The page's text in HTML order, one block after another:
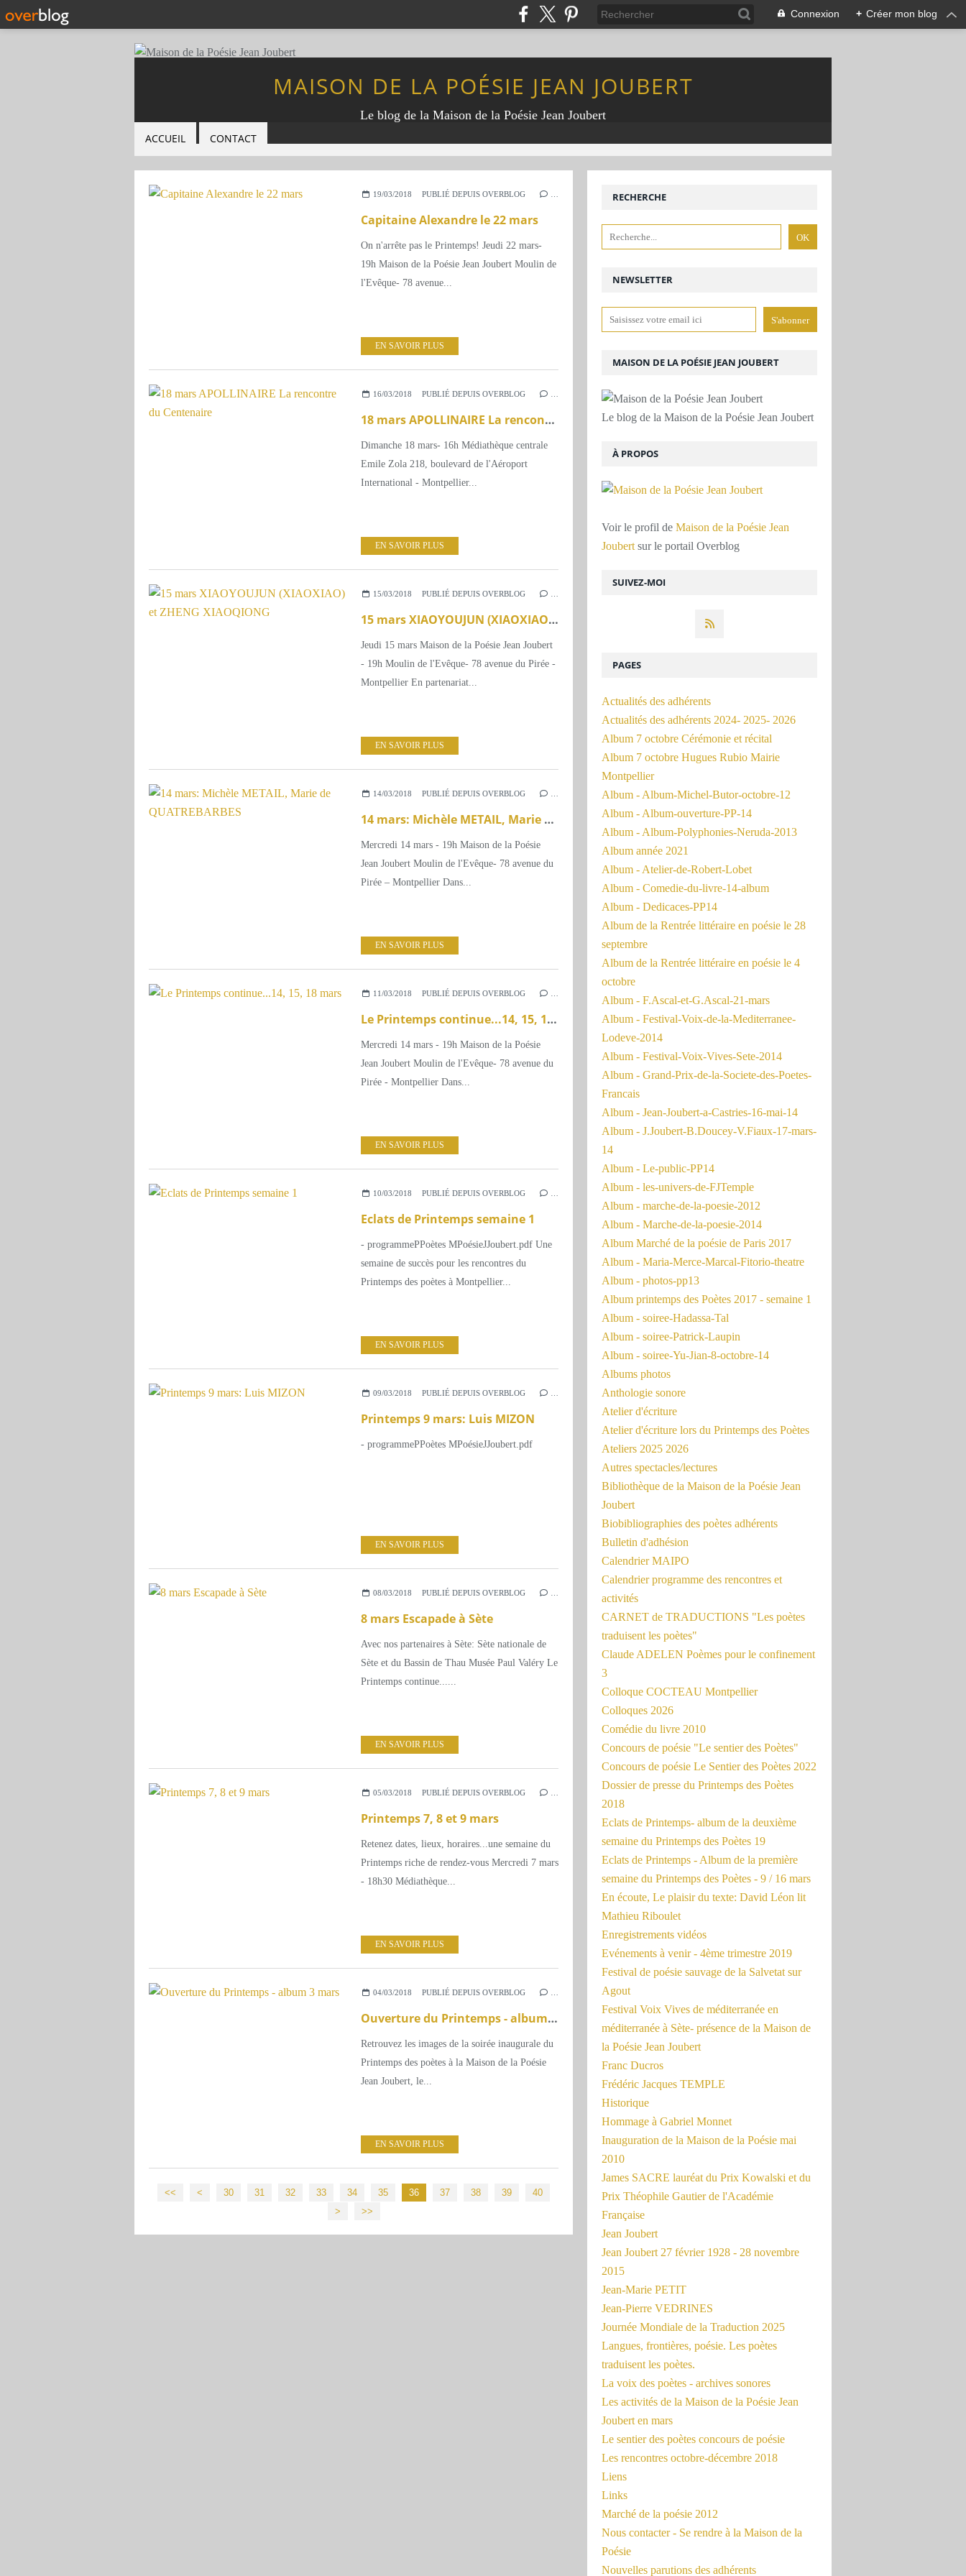
Connexion + Créer mon blog
MAISON DE LA POÉSIE JEAN JOUBERT
Le blog de la Maison de la Poésie Jean Joubert
ACCUEIL CONTACT
19/03/2018 PUBLIÉ DEPUIS OVERBLOG
Capitaine Alexandre le 22 mars
On n'arrête pas le Printemps! Jeudi 22 mars-
19h Maison de la Poésie Jean Joubert Moulin de
l'Evêque- 78 avenue...
EN SAVOIR PLUS
16/03/2018 PUBLIÉ DEPUIS OVERBLOG
18 mars APOLLINAIRE La rencontre du Centenaire
Dimanche 18 mars- 16h Médiathèque centrale
Emile Zola 218, boulevard de l'Aéroport
International - Montpellier...
EN SAVOIR PLUS
15/03/2018 PUBLIÉ DEPUIS OVERBLOG
15 mars XIAOYOUJUN (XIAOXIAO) et ZHENG XIAOQIONG
Jeudi 15 mars Maison de la Poésie Jean Joubert
- 19h Moulin de l'Evêque- 78 avenue du Pirée -
Montpellier En partenariat...
EN SAVOIR PLUS
14/03/2018 PUBLIÉ DEPUIS OVERBLOG
14 mars: Michèle METAIL, Marie de QUATREBARBES
Mercredi 14 mars - 19h Maison de la Poésie
Jean Joubert Moulin de l'Evêque- 78 avenue du
Pirée – Montpellier Dans...
EN SAVOIR PLUS
11/03/2018 PUBLIÉ DEPUIS OVERBLOG
Le Printemps continue...14, 15, 18 mars
Mercredi 14 mars - 19h Maison de la Poésie
Jean Joubert Moulin de l'Evêque- 78 avenue du
Pirée - Montpellier Dans...
EN SAVOIR PLUS
10/03/2018 PUBLIÉ DEPUIS OVERBLOG
Eclats de Printemps semaine 1
- programmePPoètes MPoésieJJoubert.pdf Une
semaine de succès pour les rencontres du
Printemps des poètes à Montpellier...
EN SAVOIR PLUS
09/03/2018 PUBLIÉ DEPUIS OVERBLOG
Printemps 9 mars: Luis MIZON
- programmePPoètes MPoésieJJoubert.pdf
EN SAVOIR PLUS
08/03/2018 PUBLIÉ DEPUIS OVERBLOG
8 mars Escapade à Sète
Avec nos partenaires à Sète: Sète nationale de
Sète et du Bassin de Thau Musée Paul Valéry Le
Printemps continue......
EN SAVOIR PLUS
05/03/2018 PUBLIÉ DEPUIS OVERBLOG
Printemps 7, 8 et 9 mars
Retenez dates, lieux, horaires...une semaine du
Printemps riche de rendez-vous Mercredi 7 mars
- 18h30 Médiathèque...
EN SAVOIR PLUS
04/03/2018 PUBLIÉ DEPUIS OVERBLOG
Ouverture du Printemps - album 3 mars
Retrouvez les images de la soirée inaugurale du
Printemps des poètes à la Maison de la Poésie
Jean Joubert, le...
EN SAVOIR PLUS
<< < 10
20
30 31 32 33 34 35 36 37 38 39 40
>
>>
NEWSLETTER
SUIVEZ-MOI
RECHERCHE
MAISON DE LA POÉSIE JEAN JOUBERT
Le blog de la Maison de la Poésie Jean Joubert
À PROPOS
Voir le profil de Maison de la Poésie Jean
Joubert sur le portail Overblog
PAGES
Actualités des adhérents
Actualités des adhérents 2024- 2025- 2026
Album 7 octobre Cérémonie et récital
Album 7 octobre Hugues Rubio Mairie
Montpellier
Album - Album-Michel-Butor-octobre-12
Album - Album-ouverture-PP-14
Album - Album-Polyphonies-Neruda-2013
Album année 2021
Album - Atelier-de-Robert-Lobet
Album - Comedie-du-livre-14-album
Album - Dedicaces-PP14
Album de la Rentrée littéraire en poésie le 28
septembre
Album de la Rentrée littéraire en poésie le 4
octobre
Album - F.Ascal-et-G.Ascal-21-mars
Album - Festival-Voix-de-la-Mediterranee-
Lodeve-2014
Album - Festival-Voix-Vives-Sete-2014
Album - Grand-Prix-de-la-Societe-des-Poetes-
Francais
Album - Jean-Joubert-a-Castries-16-mai-14
Album - J.Joubert-B.Doucey-V.Fiaux-17-mars-
14
Album - Le-public-PP14
Album - les-univers-de-FJTemple
Album - marche-de-la-poesie-2012
Album - Marche-de-la-poesie-2014
Album Marché de la poésie de Paris 2017
Album - Maria-Merce-Marcal-Fitorio-theatre
Album - photos-pp13
Album printemps des Poètes 2017 - semaine 1
Album - soiree-Hadassa-Tal
Album - soiree-Patrick-Laupin
Album - soiree-Yu-Jian-8-octobre-14
Albums photos
Anthologie sonore
Atelier d'écriture
Atelier d'écriture lors du Printemps des Poètes
Ateliers 2025 2026
Autres spectacles/lectures
Bibliothèque de la Maison de la Poésie Jean
Joubert
Biobibliographies des poètes adhérents
Bulletin d'adhésion
Calendrier MAIPO
Calendrier programme des rencontres et
activités
CARNET de TRADUCTIONS "Les poètes
traduisent les poètes"
Claude ADELEN Poèmes pour le confinement
3
Colloque COCTEAU Montpellier
Colloques 2026
Comédie du livre 2010
Concours de poésie "Le sentier des Poètes"
Concours de poésie Le Sentier des Poètes 2022
Dossier de presse du Printemps des Poètes
2018
Eclats de Printemps- album de la deuxième
semaine du Printemps des Poètes 19
Eclats de Printemps - Album de la première
semaine du Printemps des Poètes - 9 / 16 mars
En écoute, Le plaisir du texte: David Léon lit
Mathieu Riboulet
Enregistrements vidéos
Evénements à venir - 4ème trimestre 2019
Festival de poésie sauvage de la Salvetat sur
Agout
Festival Voix Vives de méditerranée en
méditerranée à Sète- présence de la Maison de
la Poésie Jean Joubert
Franc Ducros
Frédéric Jacques TEMPLE
Historique
Hommage à Gabriel Monnet
Inauguration de la Maison de la Poésie mai
2010
James SACRE lauréat du Prix Kowalski et du
Prix Théophile Gautier de l'Académie
Française
Jean Joubert
Jean Joubert 27 février 1928 - 28 novembre
2015
Jean-Marie PETIT
Jean-Pierre VEDRINES
Journée Mondiale de la Traduction 2025
Langues, frontières, poésie. Les poètes
traduisent les poètes.
La voix des poètes - archives sonores
Les activités de la Maison de la Poésie Jean
Joubert en mars
Le sentier des poètes concours de poésie
Les rencontres octobre-décembre 2018
Liens
Links
Marché de la poésie 2012
Nous contacter - Se rendre à la Maison de la
Poésie
Nouvelles parutions des adhérents